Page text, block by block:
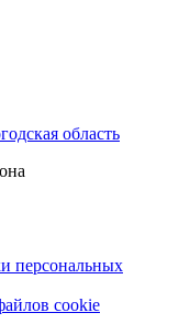
персональных
cookie